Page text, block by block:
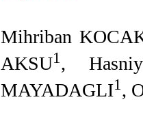
Mihriban
AKSU1,
MAYADAGLI1,